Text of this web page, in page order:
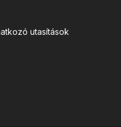
utasítások